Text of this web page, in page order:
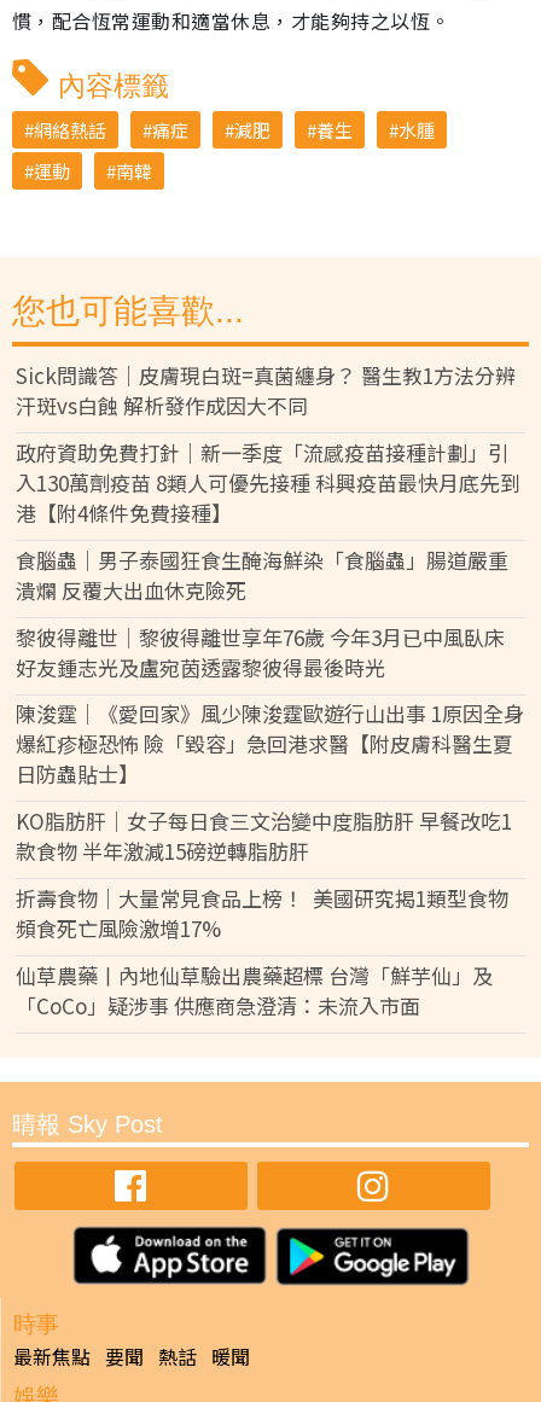
慣，配合恆常運動和適當休息，才能夠持之以恆。
內容標籤
網絡熱話 痛症 減肥 養生
水腫
運動
南韓
您也可能喜歡...
Sick問識答｜皮膚現白斑=真菌纏身？ 醫生教1方法分辨
汗斑vs白蝕 解析發作成因大不同
政府資助免費打針｜新一季度「流感疫苗接種計劃」引
入130萬劑疫苗 8類人可優先接種 科興疫苗最快月底先到
港【附4條件免費接種】
食腦蟲｜男子泰國狂食生醃海鮮染「食腦蟲」腸道嚴重
潰爛 反覆大出血休克險死
黎彼得離世｜黎彼得離世享年76歲 今年3月已中風臥床
好友鍾志光及盧宛茵透露黎彼得最後時光
陳浚霆｜《愛回家》風少陳浚霆歐遊行山出事 1原因全身
爆紅疹極恐怖 險「毀容」急回港求醫【附皮膚科醫生夏
日防蟲貼士】
KO脂肪肝｜女子每日食三文治變中度脂肪肝 早餐改吃1
款食物 半年激減15磅逆轉脂肪肝
折壽食物｜大量常見食品上榜！ 美國研究揭1類型食物
頻食死亡風險激增17%
仙草農藥丨內地仙草驗出農藥超標 台灣「鮮芋仙」及
「CoCo」疑涉事 供應商急澄清：未流入市面
晴報 Sky Post
時事
最新焦點 要聞 熱話 暖聞
娛樂